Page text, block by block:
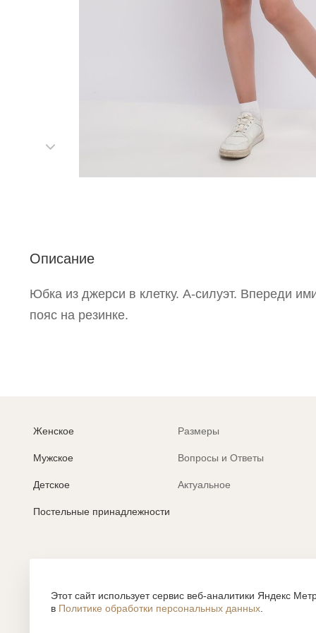
Описание
Юбка из джерси в клетку. А-силуэт. Впереди
пояс на резинке.
Женское
Мужское
Детское
Постельные принадлежности
Размеры
Вопросы и Ответы
Актуальное
Согласие на обработку персональных данных
Этот сайт использует сервис веб-аналитики Яндекс
в Политике обработки персональных данных